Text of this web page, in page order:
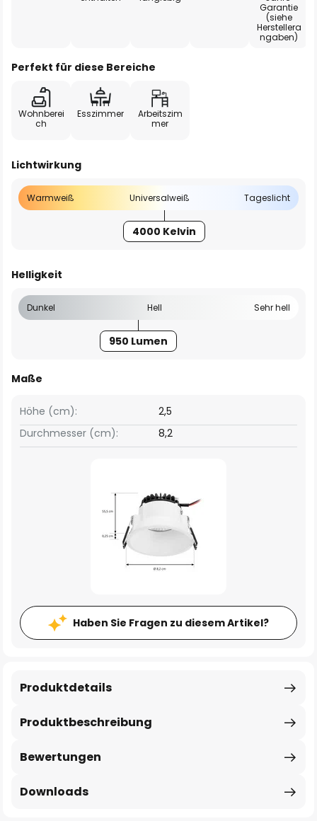
Garantie
(siehe
Herstellera
ngaben)
Perfekt für diese Bereiche
Wohnberei
ch
Esszimmer
Arbeitszim
mer
Lichtwirkung
Warmweiß Universalweiß Tageslicht
4000 Kelvin
Helligkeit
Dunkel Hell Sehr hell
950 Lumen
Maße
Höhe (cm):
2,5
Durchmesser (cm):
8,2
Haben Sie Fragen zu diesem Artikel?
Produktbeschreibung
Produktdetails
Bewertungen
Downloads